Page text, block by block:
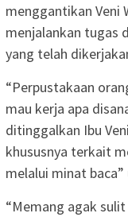
menggantikan Veni
menjalankan tugas
yang telah
“Perpustakaan
mau kerja apa
ditinggalkan Ibu
khususnya terkait
melalui minat
“Memang agak